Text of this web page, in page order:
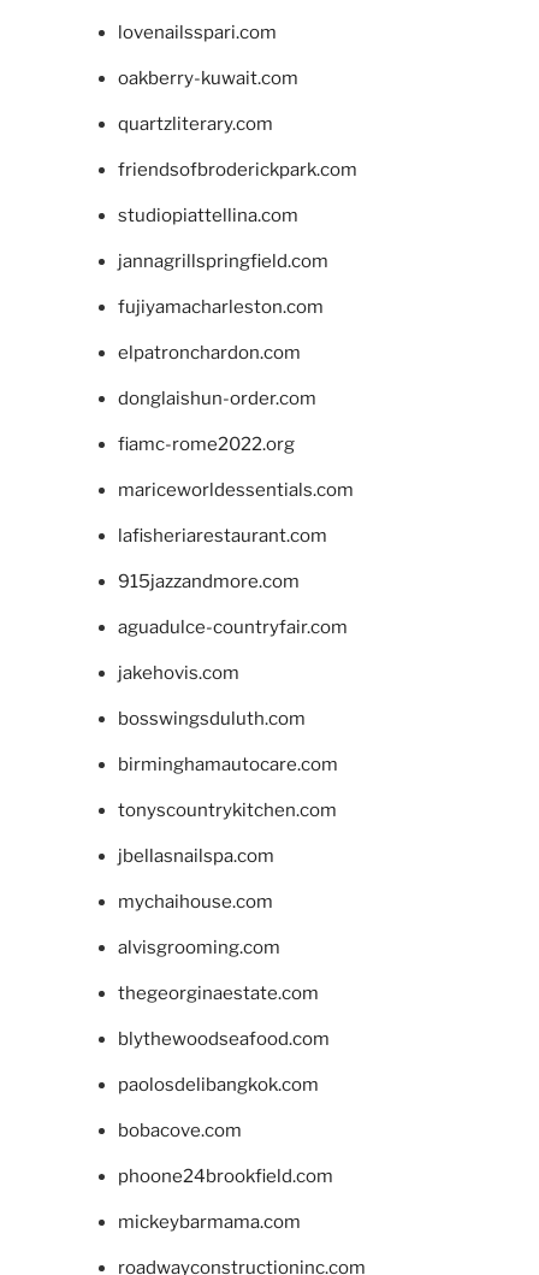
lovenailsspari.com
oakberry-kuwait.com
quartzliterary.com
friendsofbroderickpark.com
studiopiattellina.com
jannagrillspringfield.com
fujiyamacharleston.com
elpatronchardon.com
donglaishun-order.com
fiamc-rome2022.org
mariceworldessentials.com
lafisheriarestaurant.com
915jazzandmore.com
aguadulce-countryfair.com
jakehovis.com
bosswingsduluth.com
birminghamautocare.com
tonyscountrykitchen.com
jbellasnailspa.com
mychaihouse.com
alvisgrooming.com
thegeorginaestate.com
blythewoodseafood.com
paolosdelibangkok.com
bobacove.com
phoone24brookfield.com
mickeybarmama.com
roadwayconstructioninc.com